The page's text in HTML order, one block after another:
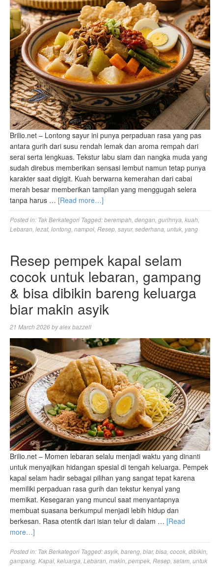
Brilio.net – Lontong sayur ini punya perpaduan rasa yang pas
antara gurih dari susu rendah lemak dan aroma rempah dari
serai serta lengkuas. Tekstur labu siam dan nangka muda yang
sudah direbus memberikan sensasi lembut namun tetap punya
karakter saat digigit. Kuah berwarna kemerahan dari cabai
merah besar memberikan tampilan yang menggugah selera
tanpa harus … [Read more…]
Posted in: Tak Berkategori Tagged:berempah dengan gurihnya kuah
Lebaran lezat, lontong nampol Resep sayur, sederhana untuk yang
Resep pempek kapal selam
cocok untuk lebaran, gampang
& bisa dibikin bareng keluarga
biar makin asyik
21 March 2026byalex bazzell
Brilio.net – Momen lebaran selalu menjadi waktu yang dinanti
untuk menyajikan hidangan spesial di tengah keluarga. Pempek
kapal selam hadir sebagai pilihan yang sangat tepat karena
memiliki perpaduan rasa gurih dan tekstur kenyal yang
memikat. Kesegaran yang muncul saat menyantapnya
membuat suasana berkumpul menjadi lebih hidup dan
berkesan. Rasa otentik dari isian telur di dalam … [Read
more…]
Posted in: Tak Berkategori Tagged:asyik bareng biar, bisa cocok dibikin
gampang Kapal keluarga Lebaran makin pempek Resep selam untuk